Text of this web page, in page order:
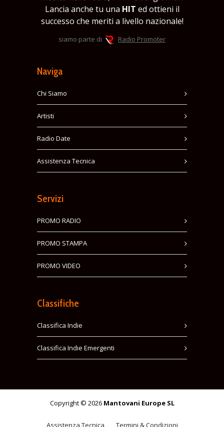
Lancia anche tu una HIT ed ottieni il
successo che meriti a livello nazionale!
siamo parte di Radio Promoter
Naviga
Chi Siamo
Artisti
Radio Date
Assistenza Tecnica
Servizi
PROMO RADIO
PROMO STAMPA
PROMO VIDEO
Classifiche
Classifica Indie
Classifica Indie Emergenti
Copyright © 2026 Mantovani Europe SL
Assistenza Tecnica Termini & Condizioni